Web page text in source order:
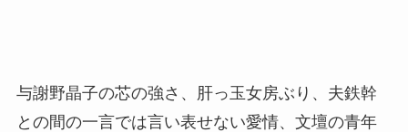
与謝野晶子の芯の強さ、肝っ玉女房ぶり、夫鉄幹
との間の一言では言い表せない愛情、文壇の青年